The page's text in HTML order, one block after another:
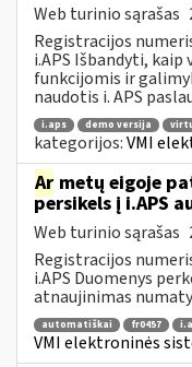
Web turinio sąrašas
Registracijos
i.APS Išbandyti,
funkcijomis ir
naudotis i. APS
i.aps demo versija
kategorijos:VMI
Ar metų eigoje
persikels į i.APS
Web turinio sąrašas
Registracijos
i.APS Duomenys
atnaujinimas
automatiškai fr0457
VMI elektroninės